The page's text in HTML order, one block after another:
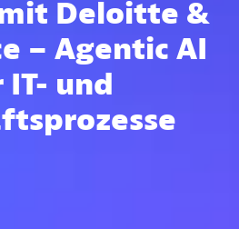
Deloitte &
– Agentic AI
und